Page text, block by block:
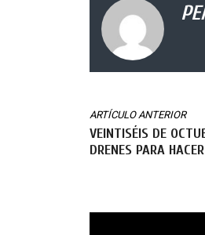
ARTÍCULO ANTERIOR
VEINTISÉIS DE
DRENES PARA